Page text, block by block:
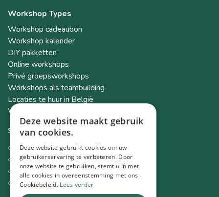
Workshop Types
Workshop cadeaubon
Workshop kalender
DIY pakketten
Online workshops
Privé groepsworkshops
Workshops als teambuilding
Locaties te huur in België
Workshop Academy
Socials
Instagram
Facebook
TikTok
LinkedIn
Deze website maakt gebruik
van cookies.
Deze website gebruikt cookies om uw
gebruikerservaring te verbeteren. Door
onze website te gebruiken, stemt u in met
alle cookies in overeenstemming met ons
Cookiebeleid. Lees verder